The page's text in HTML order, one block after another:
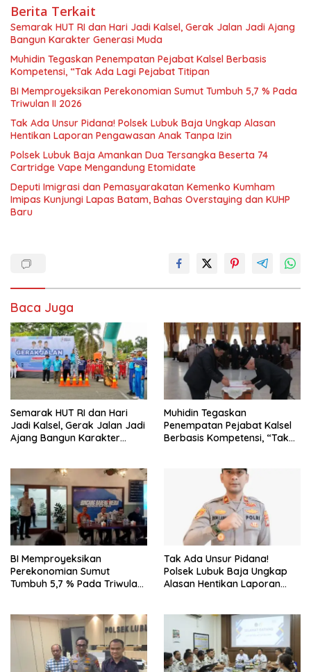
Berita Terkait
Semarak HUT RI dan Hari Jadi Kalsel, Gerak Jalan Jadi Ajang
Bangun Karakter Generasi Muda
Muhidin Tegaskan Penempatan Pejabat Kalsel Berbasis
Kompetensi, “Tak Ada Lagi Pejabat Titipan
BI Memproyeksikan Perekonomian Sumut Tumbuh 5,7 % Pada
Triwulan II 2026
Tak Ada Unsur Pidana! Polsek Lubuk Baja Ungkap Alasan
Hentikan Laporan Pengawasan Anak Tanpa Izin
Polsek Lubuk Baja Amankan Dua Tersangka Beserta 74
Cartridge Vape Mengandung Etomidate
Deputi Imigrasi dan Pemasyarakatan Kemenko Kumham
Imipas Kunjungi Lapas Batam, Bahas Overstaying dan KUHP
Baru
Baca Juga
Semarak HUT RI dan Hari
Jadi Kalsel, Gerak Jalan Jadi
Ajang Bangun Karakter
Muhidin Tegaskan
Penempatan Pejabat Kalsel
Berbasis Kompetensi, “Tak
BI Memproyeksikan
Perekonomian Sumut
Tumbuh 5,7 % Pada Triwulan
Tak Ada Unsur Pidana!
Polsek Lubuk Baja Ungkap
Alasan Hentikan Laporan